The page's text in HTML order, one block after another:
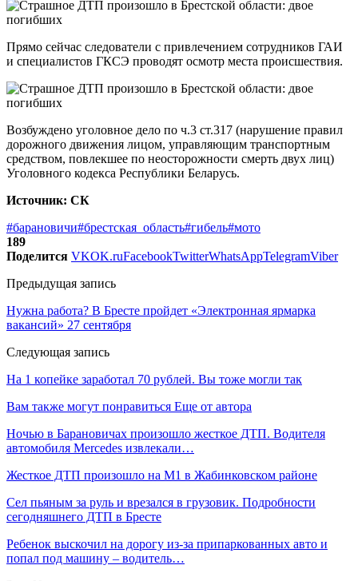
Прямо сейчас следователи с привлечением сотрудников ГАИ
и специалистов ГКСЭ проводят осмотр места происшествия.
Возбуждено уголовное дело по ч.3 ст.317 (нарушение правил
дорожного движения лицом, управляющим транспортным
средством, повлекшее по неосторожности смерть двух лиц)
Уголовного кодекса Республики Беларусь.
Источник: СК
#барановичи#брестская_область#гибель#мото
189
Поделится VKOK.ruFacebookTwitterWhatsAppTelegramViber
Предыдущая запись
Нужна работа? В Бресте пройдет «Электронная ярмарка
вакансий» 27 сентября
Следующая запись
На 1 копейке заработал 70 рублей. Вы тоже могли так
Вам также могут понравиться Еще от автора
Ночью в Барановичах произошло жесткое ДТП. Водителя
автомобиля Mercedes извлекали…
Жесткое ДТП произошло на М1 в Жабинковском районе
Сел пьяным за руль и врезался в грузовик. Подробности
сегодняшнего ДТП в Бресте
Ребенок выскочил на дорогу из-за припаркованных авто и
попал под машину – водитель…